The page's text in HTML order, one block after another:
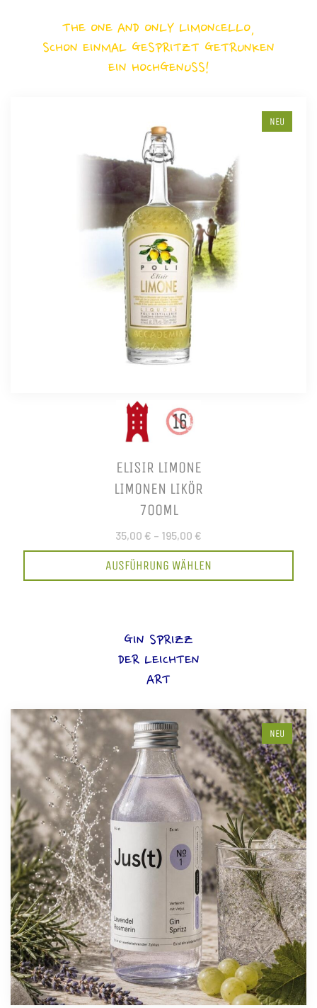
THE ONE AND ONLY LIMONCELLO,
SCHON EINMAL GESPRITZT GETRUNKEN
EIN HOCHGENUSS!
NEU
ELISIR LIMONE
LIMONEN LIKÖR
700ML
35,00 € – 195,00 €
AUSFÜHRUNG WÄHLEN
GIN SPRIZZ
DER LEICHTEN
ART
NEU